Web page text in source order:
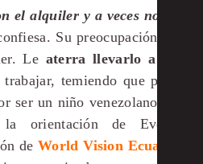
el alquiler y a veces no hay
Su preocupación más
Le aterra llevarlo a una
temiendo que pueda
ser un niño venezolano. Sin
orientación de Evelyn,
deWorld Vision Ecuador